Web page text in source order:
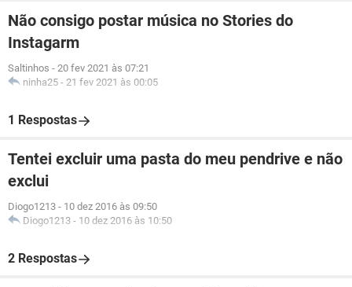
Não consigo postar música no Stories do
Instagarm
Saltinhos - 20 fev 2021 às 07:21
ninha25 - 21 fev 2021 às 00:05
1 Respostas
Tentei excluir uma pasta do meu pendrive e não
exclui
Diogo1213 - 10 dez 2016 às 09:50
Diogo1213 - 10 dez 2016 às 10:50
2 Respostas